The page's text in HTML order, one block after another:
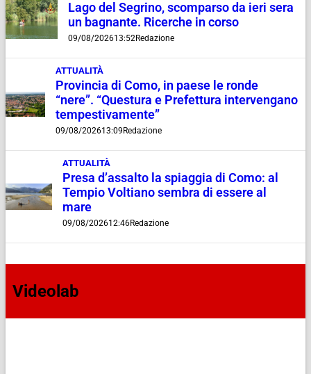
Lago del Segrino, scomparso da ieri sera
un bagnante. Ricerche in corso
09/08/202613:52Redazione
ATTUALITÀ
Provincia di Como, in paese le ronde
“nere”. “Questura e Prefettura intervengano
tempestivamente”
09/08/202613:09 Redazione
ATTUALITÀ
Presa d’assalto la spiaggia di Como: al
Tempio Voltiano sembra di essere al
mare
09/08/202612:46Redazione
Videolab